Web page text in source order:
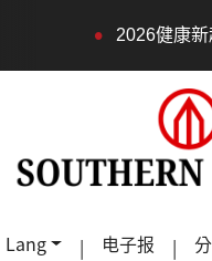
2026健康新趨勢：身體
Lang | 电子报 |